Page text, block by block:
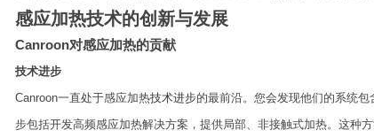
感应加热技术的创新与发展
Canroon对感应加热的贡献
技术进步
Canroon一直处于感应加热技术进步的最前沿。您会发现他们的系统
步包括开发高频感应加热解决方案，提供局部、非接触式加热。这种